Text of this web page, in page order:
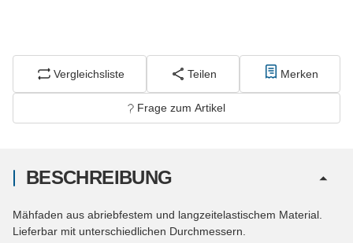
Vergleichsliste Teilen Merken
Frage zum Artikel
BESCHREIBUNG
Mähfaden aus abriebfestem und langzeitelastischem Material.
Lieferbar mit unterschiedlichen Durchmessern.